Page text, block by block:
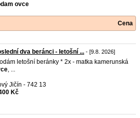
ovce
Cena
dva beránci - letošní ... - [9.8. 2026]
letošní beránky * 2x - matka kamerunská
, ...
Jičín - 742 13
Kč